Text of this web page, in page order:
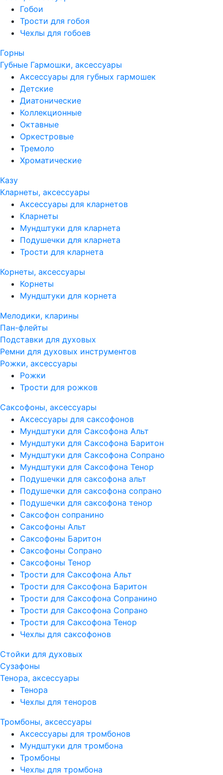
Гобои
Трости для гобоя
Чехлы для гобоев
Горны
Губные Гармошки, аксессуары
Аксессуары для губных гармошек
Детские
Диатонические
Коллекционные
Октавные
Оркестровые
Тремоло
Хроматические
Казу
Кларнеты, аксессуары
Аксессуары для кларнетов
Кларнеты
Мундштуки для кларнета
Подушечки для кларнета
Трости для кларнета
Корнеты, аксессуары
Корнеты
Мундштуки для корнета
Мелодики, кларины
Пан-флейты
Подставки для духовых
Ремни для духовых инструментов
Рожки, аксессуары
Рожки
Трости для рожков
Саксофоны, аксессуары
Аксессуары для саксофонов
Мундштуки для Саксофона Альт
Мундштуки для Саксофона Баритон
Мундштуки для Саксофона Сопрано
Мундштуки для Саксофона Тенор
Подушечки для саксофона альт
Подушечки для саксофона сопрано
Подушечки для саксофона тенор
Саксофон сопранино
Саксофоны Альт
Саксофоны Баритон
Саксофоны Сопрано
Саксофоны Тенор
Трости для Саксофона Альт
Трости для Саксофона Баритон
Трости для Саксофона Сопранино
Трости для Саксофона Сопрано
Трости для Саксофона Тенор
Чехлы для саксофонов
Стойки для духовых
Сузафоны
Тенора, аксессуары
Тенора
Чехлы для теноров
Тромбоны, аксессуары
Аксессуары для тромбонов
Мундштуки для тромбона
Тромбоны
Чехлы для тромбона